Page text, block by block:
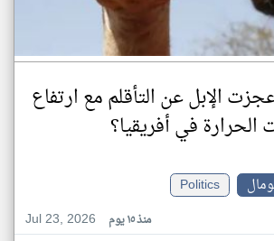
الإبل عن التأقلم مع ارتفاع
الحرارة في أفريقيا؟
Politics
Jul 23, 2026
منذ ١٥ يوم